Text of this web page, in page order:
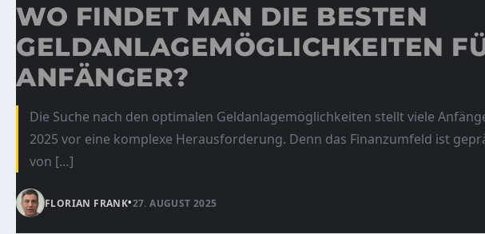
WO FINDET MAN DIE BESTEN
GELDANLAGEMÖGLICHKEITEN
ANFÄNGER?
Die Suche nach den optimalen Geldanlagemöglichkeiten stellt viele
2025 vor eine komplexe Herausforderung. Denn das Finanzumfeld ist
von […]
FLORIAN FRANK•27. AUGUST 2025